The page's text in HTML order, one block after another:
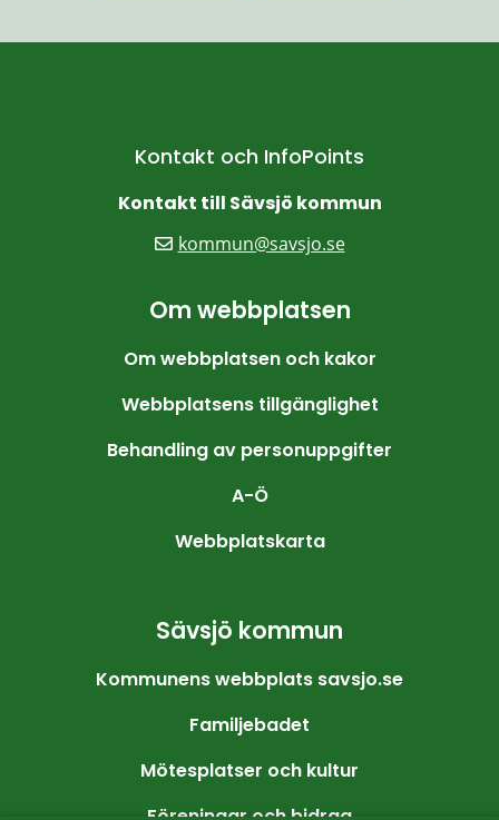
Kontakt och InfoPoints
Kontakt till Sävsjö kommun
kommun@savsjo.se
Om webbplatsen
Om webbplatsen och kakor
Webbplatsens tillgänglighet
Behandling av personuppgifter
A-Ö
Webbplatskarta
Sävsjö kommun
Kommunens webbplats savsjo.se
Familjebadet
Mötesplatser och kultur